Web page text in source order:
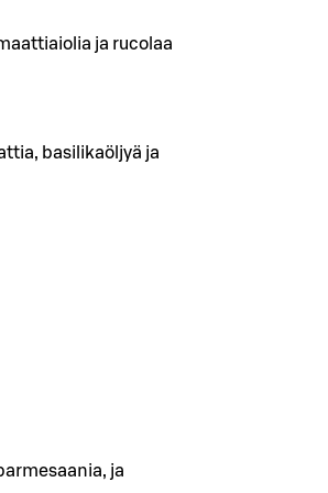
ja rucolaa
basilikaöljyä ja
ja